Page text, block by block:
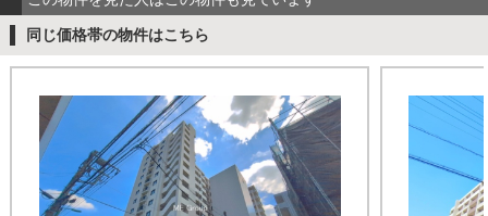
同じ価格帯の物件はこちら